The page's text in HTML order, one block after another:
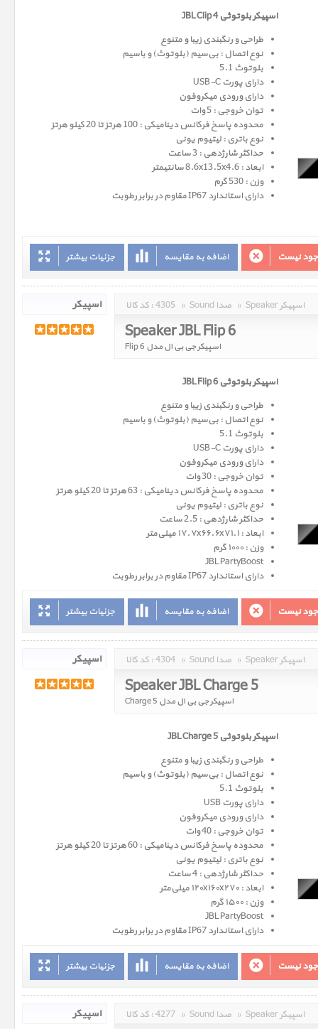
اسپیکر بلوتوثی JBL Clip 4
طراحی و رنگبندی زیبا و متنوع
نوع اتصال : بی‌سیم (بلوتوث) و باسیم
بلوتوث 5.1
دارای پورت USB-C
دارای ورودی میکروفون
توان خروجی : 5 وات
محدوده پاسخ فرکانس دینامیکی : 100 هرتز تا 20 کیلو هرتز
نوع باتری : لیتیوم یونی
حداکثر شارژدهی : 3 ساعت
ابعاد : 8.6x13.5x4.6 سانتیمتر
وزن : 530 گرم
دارای استاندارد IP67 مقاوم در برابر رطوبت
جزئیات بیشتر اضافه به مقایسه نیست
کد کالا : 4305 » Sound صدا » Speaker اسپیکر
Speaker JBL Flip 6
اسپیکر جی بی ال مدل Flip 6
اسپیکر بلوتوثی JBL Flip 6
طراحی و رنگبندی زیبا و متنوع
نوع اتصال : بی‌سیم (بلوتوث) و باسیم
بلوتوث 5.1
دارای پورت USB-C
دارای ورودی میکروفون
توان خروجی : 30 وات
محدوده پاسخ فرکانس دینامیکی : 63 هرتز تا 20 کیلو هرتز
نوع باتری : لیتیوم یونی
حداکثر شارژدهی : 2.5 ساعت
ابعاد : ۱۷.۷x۶۶.۶x۷۱.۱ میلی‌متر
وزن : ۱۰۰۰ گرم
JBL PartyBoost
دارای استاندارد IP67 مقاوم در برابر رطوبت
جزئیات بیشتر اضافه به مقایسه نیست
کد کالا : 4304 » Sound صدا » Speaker اسپیکر
Speaker JBL Charge 5
اسپیکر جی بی ال مدل Charge 5
اسپیکر بلوتوثی JBL Charge 5
طراحی و رنگبندی زیبا و متنوع
نوع اتصال : بی‌سیم (بلوتوث) و باسیم
بلوتوث 5.1
دارای پورت USB
دارای ورودی میکروفون
توان خروجی : 40 وات
محدوده پاسخ فرکانس دینامیکی : 60 هرتز تا 20 کیلو هرتز
نوع باتری : لیتیوم یونی
حداکثر شارژدهی : 4 ساعت
ابعاد : ۱۲۰x۱۶۰x۲۷۰ میلی‌متر
وزن : ۱۵۰۰ گرم
JBL PartyBoost
دارای استاندارد IP67 مقاوم در برابر رطوبت
جزئیات بیشتر اضافه به مقایسه نیست
کد کالا : 4277 » Sound صدا » Speaker اسپیکر